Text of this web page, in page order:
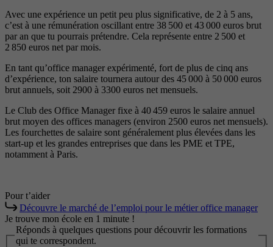
Avec une expérience un petit peu plus significative, de 2 à 5 ans,
c’est à une rémunération oscillant entre 38 500 et 43 000 euros brut
par an que tu pourrais prétendre. Cela représente entre 2 500 et
2 850 euros net par mois.
En tant qu’office manager expérimenté, fort de plus de cinq ans
d’expérience, ton salaire tournera autour des 45 000 à 50 000 euros
brut annuels, soit 2900 à 3300 euros net mensuels.
Le Club des Office Manager fixe à 40 459 euros le salaire annuel
brut moyen des offices managers (environ 2500 euros net mensuels).
Les fourchettes de salaire sont généralement plus élevées dans les
start-up et les grandes entreprises que dans les PME et TPE,
notamment à Paris.
Pour t’aider
Découvre le marché de l’emploi pour le métier office manager
Je trouve mon école en 1 minute !
Réponds à quelques questions pour découvrir les formations
qui te correspondent.